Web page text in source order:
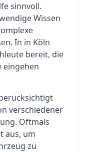
sinnvoll.
Wissen
In in Köln
bereit, die
eingehen
verschiedener
Oftmals
aus, um
zu